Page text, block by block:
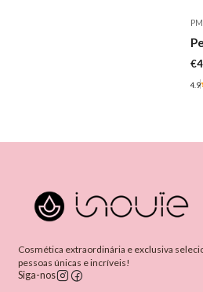
4.9
Cosmética extraordinária e exclusiva
pessoas únicas e incríveis!
Siga-nos